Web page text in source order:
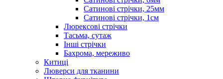
Сатинові стрічки, 25мм
Сатинові стрічки, 1см
Люрексові стрічки
Тасьма, сутаж
Інші стрічки
Бахрома, мереживо
Китиці
Люверси для тканини